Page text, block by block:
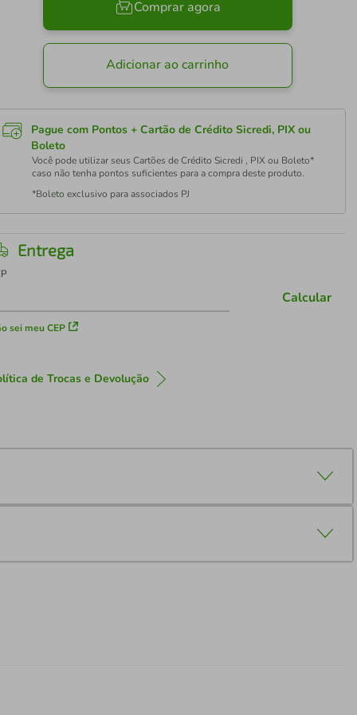
Comprar agora
Adicionar ao carrinho
Pague com Pontos + Cartão de Crédito Sicredi, PIX ou
Boleto
Você pode utilizar seus Cartões de Crédito Sicredi , PIX ou Boleto*
caso não tenha pontos suficientes para a compra deste produto.
*Boleto exclusivo para associados PJ
Entrega
sei meu CEP
Calcular
de Trocas e Devolução